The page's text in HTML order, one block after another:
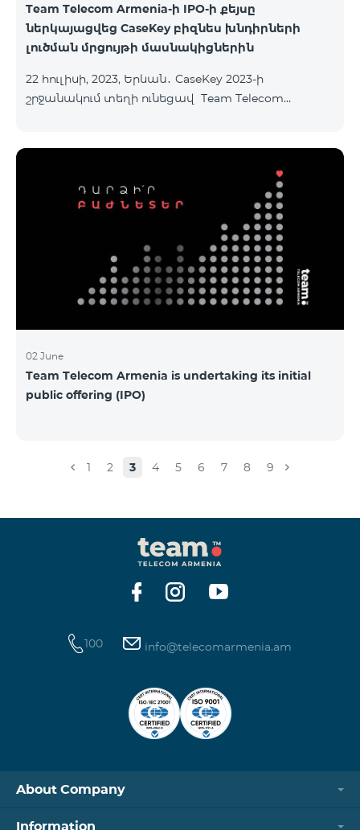
Team Telecom Armenia-ի IPO-ի քեյսը
ներկայացվեց CaseKey բիզնես խնդիրների
լուծման մրցույթի մասնակիցներին
22 հուլիսի, 2023, Երևան․ CaseKey 2023-ի
շրջանակում տեղի ունեցավ Team Telecom
երիտասարդներ ծանոթացան առաջնային
հրապարակային տեղաբաշխման բոլոր
մանրամասներին ու թիմերին տրամադրվեց
ընկերության զարգացման ռազմավարական
խնդիրը։ Լուծումներ առաջարկելու համար թիմերն
ունենալու են ընդամենը 72 ժամ։ Հաջողություն
մաղթելով մրցույթի մասնակիցներին Team
Telecom Armenia-ի գլխավոր տնօրեն Հայկ
Եսայանը նշեց, որ
02 June
Team Telecom Armenia is undertaking its initial
public offering (IPO)
1 2 3 4 5 6 7 8 9
100 info@telecomarmenia.am
About Company
Information